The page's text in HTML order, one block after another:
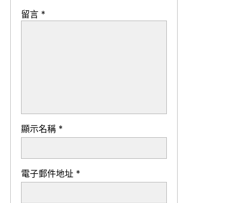
留言 *
顯示名稱 *
電子郵件地址 *